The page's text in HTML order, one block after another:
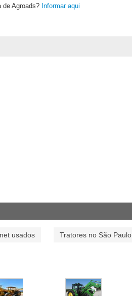
de Agroads? Informar aqui
usados Tratores no São Paulo